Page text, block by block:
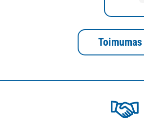
Toimumas